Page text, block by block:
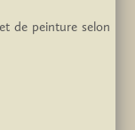
de peinture selon